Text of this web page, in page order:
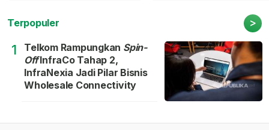
Terpopuler >
1 Telkom Rampungkan Spin-
OffInfraCo Tahap 2,
InfraNexia Jadi Pilar Bisnis
Wholesale Connectivity